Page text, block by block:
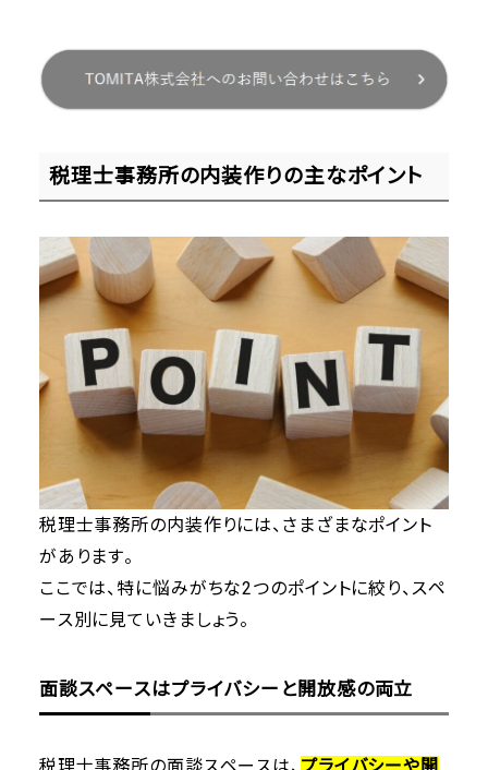
税理士事務所の内装作りの主なポイント
税理士事務所の内装作りには、さまざまなポイント
があります。
ここでは、特に悩みがちな2つのポイントに絞り、スペ
ース別に見ていきましょう。
面談スペースはプライバシーと開放感の両立